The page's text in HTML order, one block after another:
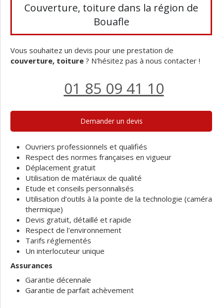
Couverture, toiture dans la région de
Bouafle
Vous souhaitez un devis pour une prestation de
couverture, toiture ? N'hésitez pas à nous contacter !
01 85 09 41 10
Demander un devis
Ouvriers professionnels et qualifiés
Respect des normes françaises en vigueur
Déplacement gratuit
Utilisation de matériaux de qualité
Etude et conseils personnalisés
Utilisation d’outils à la pointe de la technologie (caméra
thermique)
Devis gratuit, détaillé et rapide
Respect de l'environnement
Tarifs réglementés
Un interlocuteur unique
Assurances
Garantie décennale
Garantie de parfait achèvement